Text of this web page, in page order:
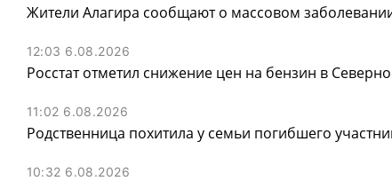
Жители Алагира сообщают о массовом
12:03 6.08.2026
Росстат отметил снижение цен на бензин в
11:02 6.08.2026
Родственница похитила у семьи погибшего
10:32 6.08.2026